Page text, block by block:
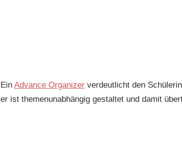
Ein Advance Organizer verdeutlicht den
er ist themenunabhängig gestaltet und damit